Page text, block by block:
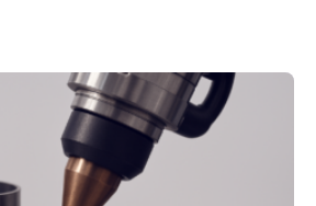
und in der Zulieferindustrie.
verpacken. Die Anordnung kann
und erhält so mehr Kontrolle
der Bauteile. Die ebenfalls neue
dient dazu, die Software
Unternehmensprozesse